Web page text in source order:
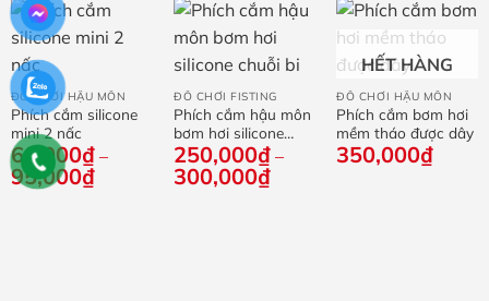
ĐỒ CHƠI HẬU MÔN
Phích cắm silicone
mini 2 nấc
60,000₫ –
95,000₫Khoảng
giá:
ĐỒ CHƠI FISTING
Phích cắm hậu môn
bơm hơi silicone
chuỗi bi
250,000₫ –
300,000₫Khoảng
HẾT HÀNG
ĐỒ CHƠI HẬU MÔN
Phích cắm bơm hơi
mềm tháo được dây
350,000₫